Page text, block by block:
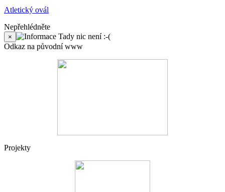
Atletický ovál
Nepřehlédněte
×
Tady nic není :-(
Odkaz na původní www
Projekty